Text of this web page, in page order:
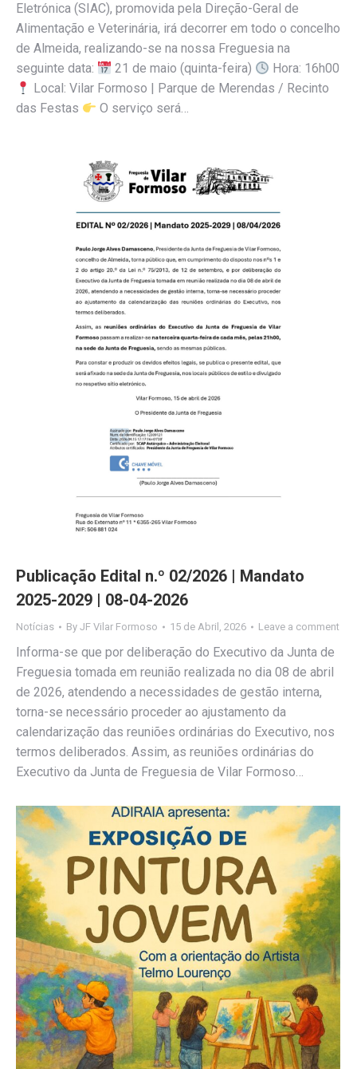
Eletrónica (SIAC), promovida pela Direção-Geral de
Alimentação e Veterinária, irá decorrer em todo o concelho
de Almeida, realizando-se na nossa Freguesia na
seguinte data:
21 de maio (quinta-feira)
Hora: 16h00
Local: Vilar Formoso | Parque de Merendas / Recinto
das Festas
O serviço será…
Publicação Edital n.º 02/2026 | Mandato
2025-2029 | 08-04-2026
Notícias By JF Vilar Formoso 15 de Abril, 2026 Leave a comment
Informa-se que por deliberação do Executivo da Junta de
Freguesia tomada em reunião realizada no dia 08 de abril
de 2026, atendendo a necessidades de gestão interna,
torna-se necessário proceder ao ajustamento da
calendarização das reuniões ordinárias do Executivo, nos
termos deliberados. Assim, as reuniões ordinárias do
Executivo da Junta de Freguesia de Vilar Formoso…